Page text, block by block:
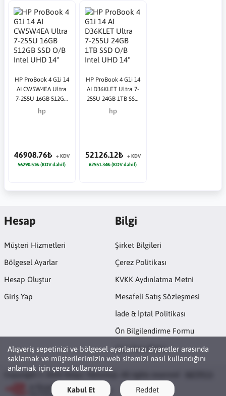
HP ProBook 4 G1i 14
AI CW5W4EA Ultra
7-255U 16GB 512GB
SSD O/B Intel UHD
hp
46908.76₺
+ KDV
56290.51₺ (KDV dahil)
HP ProBook 4 G1i 14
AI D36KLET Ultra 7-
255U 24GB 1TB SSD
O/B Intel UHD 14"
hp
52126.12₺
+ KDV
62551.34₺ (KDV dahil)
Alışveriş sepetinizi ve bölgesel ayarlarınızı ziyaretler arasında
saklamak ve müşterilerimizin web sitemizi nasıl kullandığını
anlamak için çerez kullanıyoruz.
Kabul Et Reddet
Hesap
Müşteri Hizmetleri
Bölgesel Ayarlar
Hesap Oluştur
Giriş Yap
Bilgi
Şirket Bilgileri
Çerez Politikası
KVKK Aydınlatma Metni
Mesafeli Satış Sözleşmesi
İade & İptal Politikası
Ön Bilgilendirme Formu
Açık Rıza Metni
Copyright © 2026 Netpc Teknoloji. All rights reserved ·
ETBİS'e Kayıtlıdır